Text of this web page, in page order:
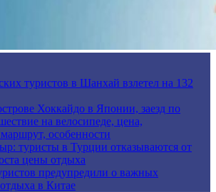
туристов в Шанхай взлетел на 132
Хоккайдо в Японии, заезд по
на велосипеде, цена,
маршрут, особенности
туристы в Турции отказываются от
цены отдыха
предупредили о важных
в Китае